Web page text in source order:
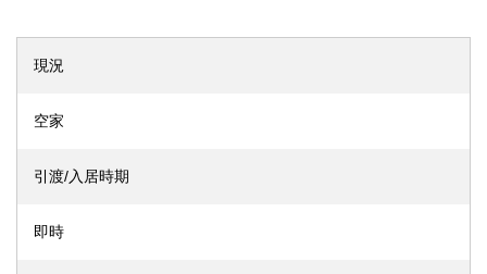
現況
空家
引渡/入居時期
即時